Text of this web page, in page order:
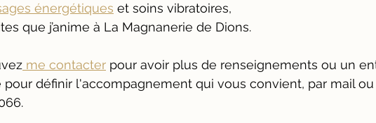
énergétiques et soins vibratoires,
que j’anime à La Magnanerie de Dions.
me contacter pour avoir plus de renseignements ou un
pour définir l'accompagnement qui vous convient, par mail